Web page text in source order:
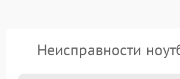
Неисправности